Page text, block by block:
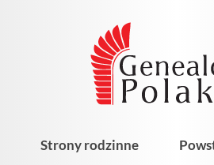
Strony rodzinne